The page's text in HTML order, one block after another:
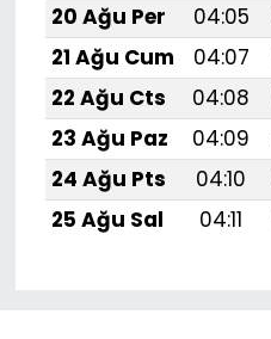
20 Ağu Per
04:05
21 Ağu Cum
04:07
22 Ağu Cts
04:08
23 Ağu Paz
04:09
24 Ağu Pts
04:10
25 Ağu Sal
04:11